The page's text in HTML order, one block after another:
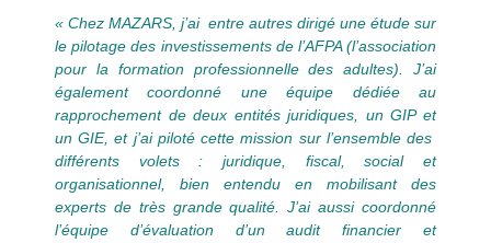
« Chez MAZARS, j’ai entre autres dirigé une étude sur
le pilotage des investissements de l’AFPA (l’association
pour la formation professionnelle des adultes). J’ai
également coordonné une équipe dédiée au
rapprochement de deux entités juridiques, un GIP et
un GIE, et j’ai piloté cette mission sur l’ensemble des
différents volets : juridique, fiscal, social et
organisationnel, bien entendu en mobilisant des
experts de très grande qualité. J’ai aussi coordonné
l’équipe d’évaluation d’un audit financier et